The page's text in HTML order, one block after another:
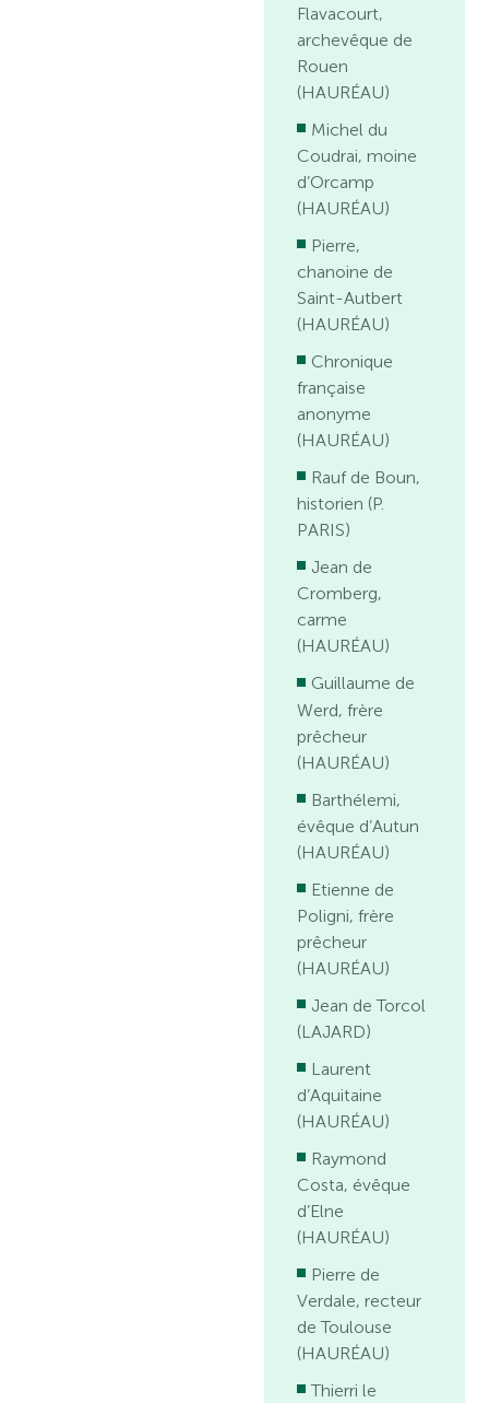
Flavacourt,
archevêque de
Rouen
(HAURÉAU)
Michel du
Coudrai, moine
d’Orcamp
(HAURÉAU)
Pierre,
chanoine de
Saint-Autbert
(HAURÉAU)
Chronique
française
anonyme
(HAURÉAU)
Rauf de Boun,
historien (P.
PARIS)
Jean de
Cromberg,
carme
(HAURÉAU)
Guillaume de
Werd, frère
prêcheur
(HAURÉAU)
Barthélemi,
évêque d’Autun
(HAURÉAU)
Etienne de
Poligni, frère
prêcheur
(HAURÉAU)
Jean de Torcol
(LAJARD)
Laurent
d’Aquitaine
(HAURÉAU)
Raymond
Costa, évêque
d’Elne
(HAURÉAU)
Pierre de
Verdale, recteur
de Toulouse
(HAURÉAU)
Thierri le